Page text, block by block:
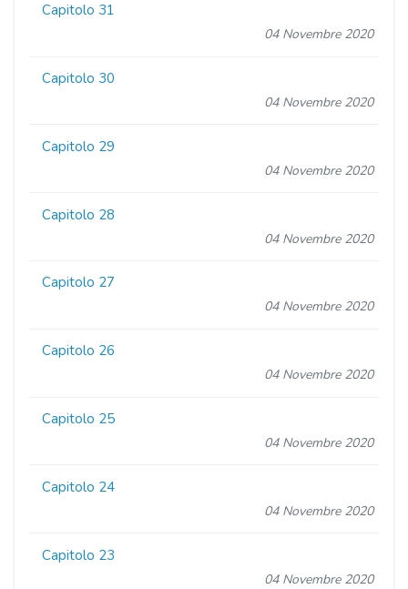
Capitolo 31
04 Novembre 2020
Capitolo 30
04 Novembre 2020
Capitolo 29
04 Novembre 2020
Capitolo 28
04 Novembre 2020
Capitolo 27
04 Novembre 2020
Capitolo 26
04 Novembre 2020
Capitolo 25
04 Novembre 2020
Capitolo 24
04 Novembre 2020
Capitolo 23
04 Novembre 2020